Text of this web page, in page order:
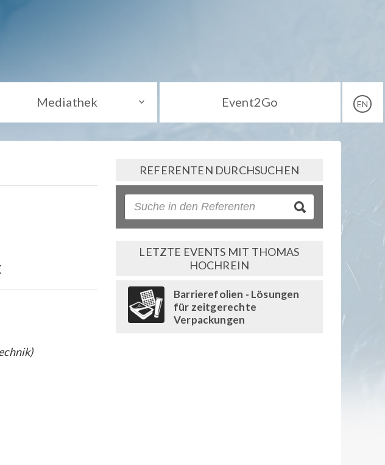
Mediathek Event2Go EN
REFERENTEN DURCHSUCHEN
LETZTE EVENTS MIT THOMAS
HOCHREIN
Barrierefolien - Lösungen
für zeitgerechte
Verpackungen